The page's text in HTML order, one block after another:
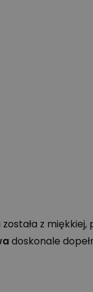
z miękkiej,
doskonale